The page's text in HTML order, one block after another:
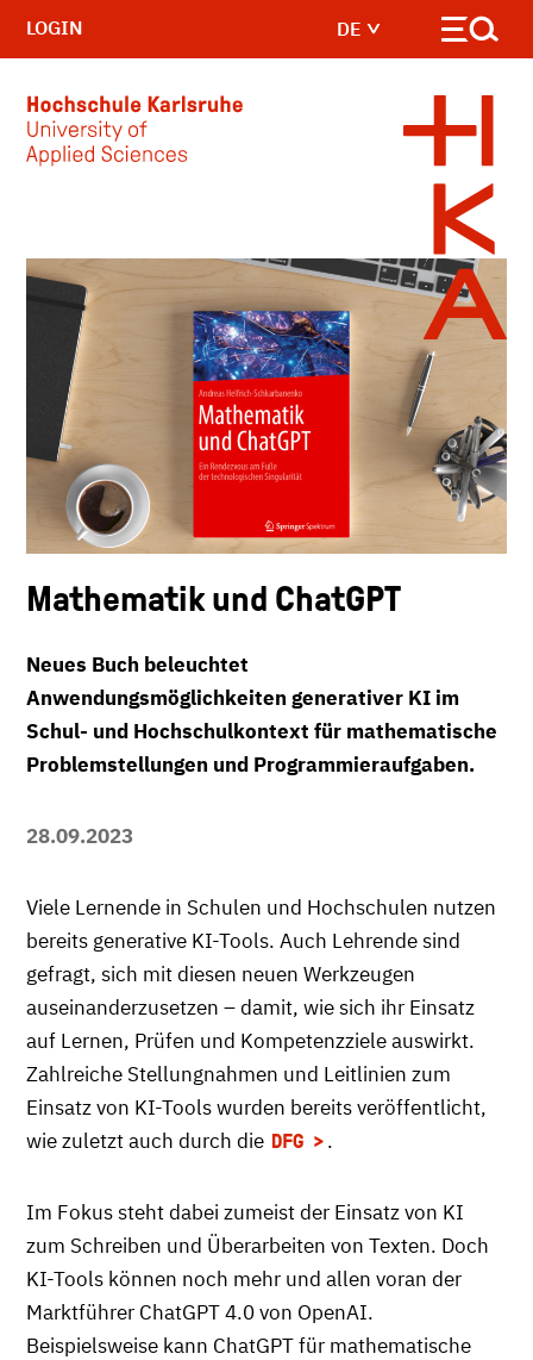
DE
LOGIN
Mathematik und ChatGPT
Neues Buch beleuchtet
Anwendungsmöglichkeiten generativer KI im
Schul- und Hochschulkontext für mathematische
Problemstellungen und Programmieraufgaben.
28.09.2023
Viele Lernende in Schulen und Hochschulen nutzen
bereits generative KI-Tools. Auch Lehrende sind
gefragt, sich mit diesen neuen Werkzeugen
auseinanderzusetzen – damit, wie sich ihr Einsatz
auf Lernen, Prüfen und Kompetenzziele auswirkt.
Zahlreiche Stellungnahmen und Leitlinien zum
Einsatz von KI-Tools wurden bereits veröffentlicht,
wie zuletzt auch durch die DFG .
Im Fokus steht dabei zumeist der Einsatz von KI
zum Schreiben und Überarbeiten von Texten. Doch
KI-Tools können noch mehr und allen voran der
Marktführer ChatGPT 4.0 von OpenAI.
Beispielsweise kann ChatGPT für mathematische